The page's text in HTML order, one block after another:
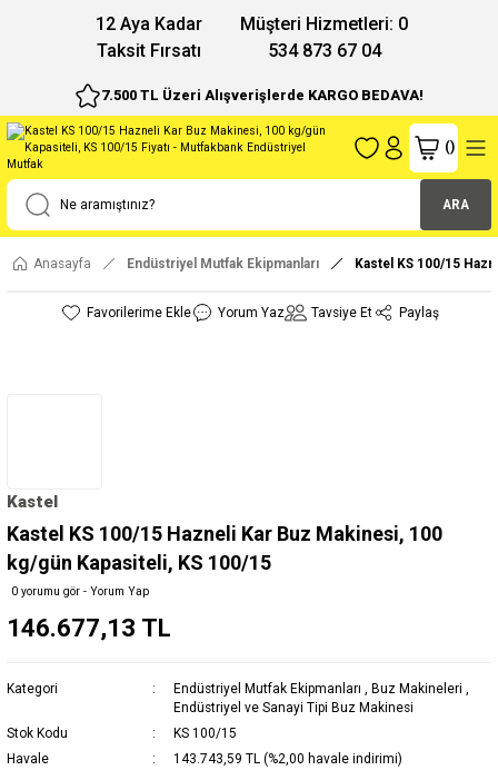
12 Aya Kadar
Taksit Fırsatı
Müşteri Hizmetleri: 0
534 873 67 04
7.500 TL Üzeri Alışverişlerde KARGO BEDAVA!
ARA
()
Anasayfa Endüstriyel Mutfak Ekipmanları Kastel KS 100/15
Yorum Yaz Tavsiye Et Paylaş
Kastel
Kastel KS 100/15 Hazneli Kar Buz Makinesi, 100
kg/gün Kapasiteli, KS 100/15
0 yorumu gör - Yorum Yap
146.677,13 TL
Kategori Endüstriyel Mutfak Ekipmanları Buz Makineleri
Endüstriyel ve Sanayi Tipi Buz Makinesi
Stok Kodu
KS 100/15
Havale
143.743,59 TL (%2,00 havale indirimi)